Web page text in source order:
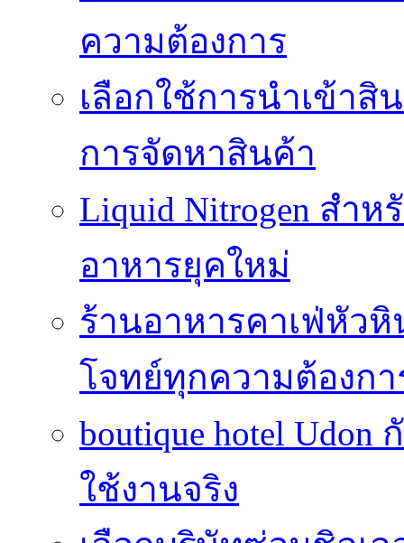
ความต้องการ
เลือกใช้การนำเข้า
การจัดหาสินค้า
Liquid Nitrogen สำ
อาหารยุคใหม่
ร้านอาหารคาเฟ่หัว
โจทย์ทุกความต้องกา
boutique hotel
ใช้งานจริง